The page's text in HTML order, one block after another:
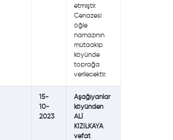
etmiştir.
Cenazesi
öğle
namazının
mütaakip
köyünde
toprağa
verilecektir.
15-
10-
2023
Aşağıyanlar
köyünden
ALİ
KIZILKAYA
vefat